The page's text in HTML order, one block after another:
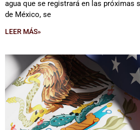
agua que se registrará en las próximas
de México, se
LEER MÁS»